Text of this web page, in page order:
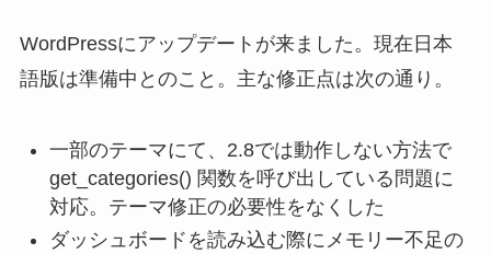
WordPressにアップデートが来ました。現在日本
語版は準備中とのこと。主な修正点は次の通り。
一部のテーマにて、2.8では動作しない方法で
get_categories() 関数を呼び出している問題に
対応。テーマ修正の必要性をなくした
ダッシュボードを読み込む際にメモリー不足の